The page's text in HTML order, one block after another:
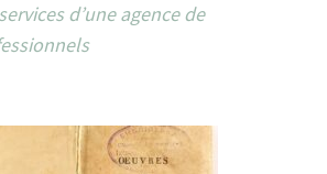
d’une agence de